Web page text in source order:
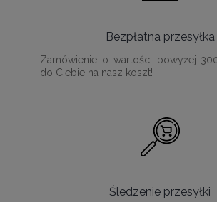
Bezpłatna przesyłka
Zamówienie o wartości powyżej
do Ciebie na nasz koszt!
Śledzenie przesyłki